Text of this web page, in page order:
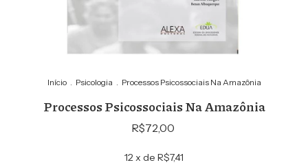
Início . Psicologia . Processos Psicossociais Na Amazônia
Processos Psicossociais Na Amazônia
R$72,00
12x de R$7,41